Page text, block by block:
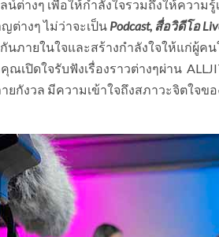
น์ต่างๆ เพื่อให้กำลังใจรวมถึงให้ความ
ต่างๆ ไม่ว่าจะเป็น Podcast, สื่อวิดีโอ
นภายในใจและสร้างกำลังใจให้แก่ผู้
ณเปิดใจรับฟังเรื่องราวต่างๆผ่าน
งวล มีความเข้าใจถึงสภาวะจิตใจข